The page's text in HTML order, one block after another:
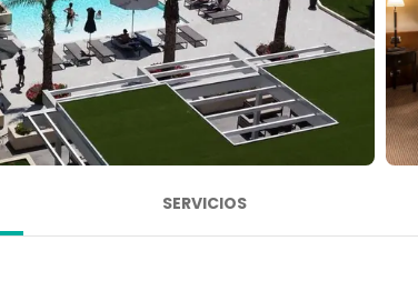
SERVICIOS